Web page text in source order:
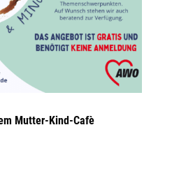
Mutter-Kind-Cafè